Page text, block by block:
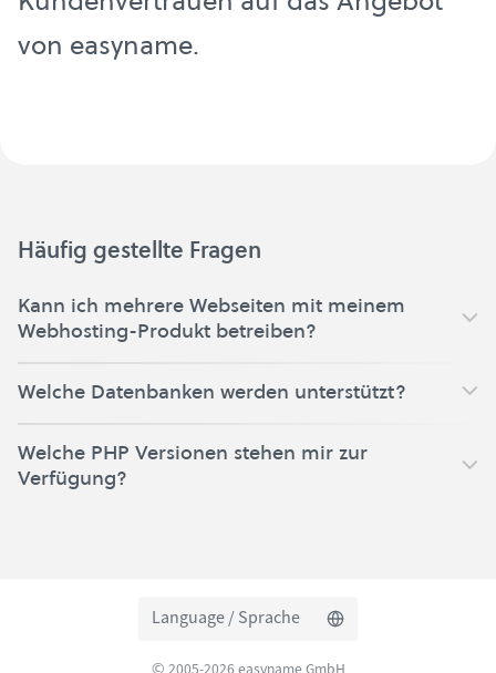
von easyname.
Häufig gestellte Fragen
Kann ich mehrere Webseiten mit meinem
Webhosting-Produkt betreiben?
Welche Datenbanken werden unterstützt?
Welche PHP Versionen stehen mir zur
Verfügung?
Language / Sprache
© 2005-2026 easyname GmbH